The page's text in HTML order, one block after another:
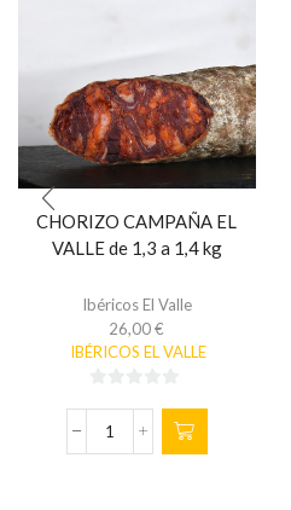
CHORIZO CAMPAÑA EL
VALLE de 1,3 a 1,4 kg
Ibéricos El Valle
26,00€
IBÉRICOS EL VALLE
de
5
CHORIZO